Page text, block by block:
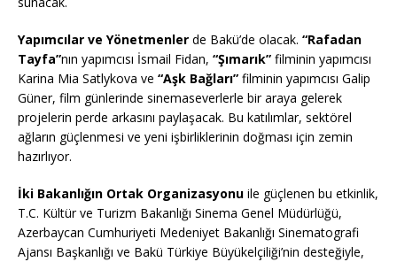
Yapımcılar ve Yönetmenler de Bakü’de olacak. “Rafadan
Tayfa”nın yapımcısı İsmail Fidan, “Şımarık” filminin yapımcısı
Karina Mia Satlykova ve “Aşk Bağları” filminin yapımcısı Galip
Güner, film günlerinde sinemaseverlerle bir araya gelerek
projelerin perde arkasını paylaşacak. Bu katılımlar, sektörel
ağların güçlenmesi ve yeni işbirliklerinin doğması için zemin
hazırlıyor.
İki Bakanlığın Ortak Organizasyonu ile güçlenen bu etkinlik,
T.C. Kültür ve Turizm Bakanlığı Sinema Genel Müdürlüğü,
Azerbaycan Cumhuriyeti Medeniyet Bakanlığı Sinematografi
Ajansı Başkanlığı ve Bakü Türkiye Büyükelçiliği’nin desteğiyle,